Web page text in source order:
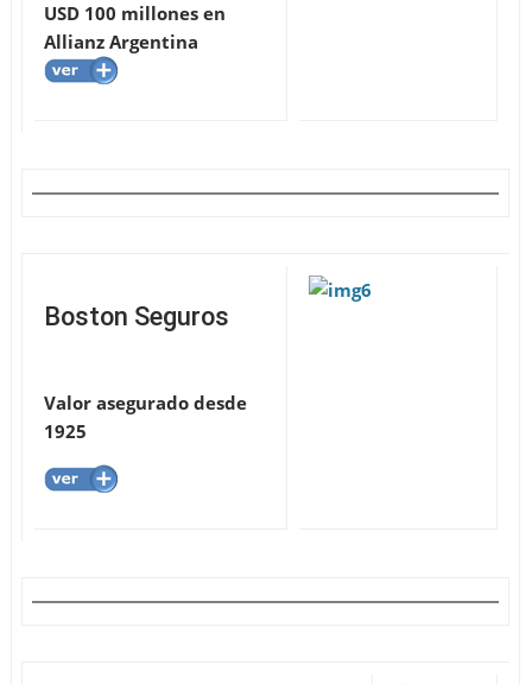
USD 100 millones en
Allianz Argentina
Boston Seguros
Valor asegurado desde
1925